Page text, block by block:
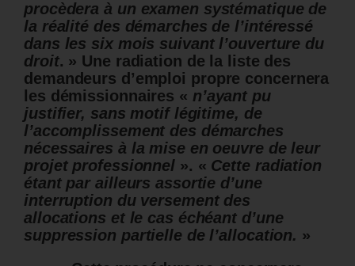
procèdera à un examen systématique de
la réalité des démarches de l’intéressé
dans les six mois suivant l’ouverture du
droit. » Une radiation de la liste des
demandeurs d’emploi propre concernera
les démissionnaires « n’ayant pu
justifier, sans motif légitime, de
l’accomplissement des démarches
nécessaires à la mise en oeuvre de leur
projet professionnel ». « Cette radiation
étant par ailleurs assortie d’une
interruption du versement des
allocations et le cas échéant d’une
suppression partielle de l’allocation. »